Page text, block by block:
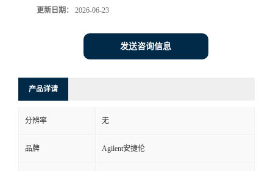
更新日期： 2026-06-23
发送咨询信息
产品详请
分辨率 无
品牌 Agilent安捷伦